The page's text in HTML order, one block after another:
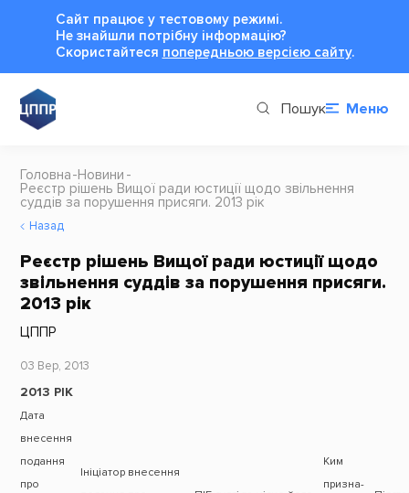
Сайт працює у тестовому режимі.
Не знайшли потрібну інформацію?
Cкористайтеся попередньою версією сайту.
Пошук Меню
Головна Новини
Реєстр рішень Вищої ради юстиції щодо звільнення
суддів за порушення присяги. 2013 рік
Назад
Реєстр рішень Вищої ради юстиції щодо
звільнення суддів за порушення присяги.
2013 рік
ЦППР
03 Вер, 2013
2013 РІК
Дата
внесення
подання
про
Ініціатор внесення
Ким
призна-